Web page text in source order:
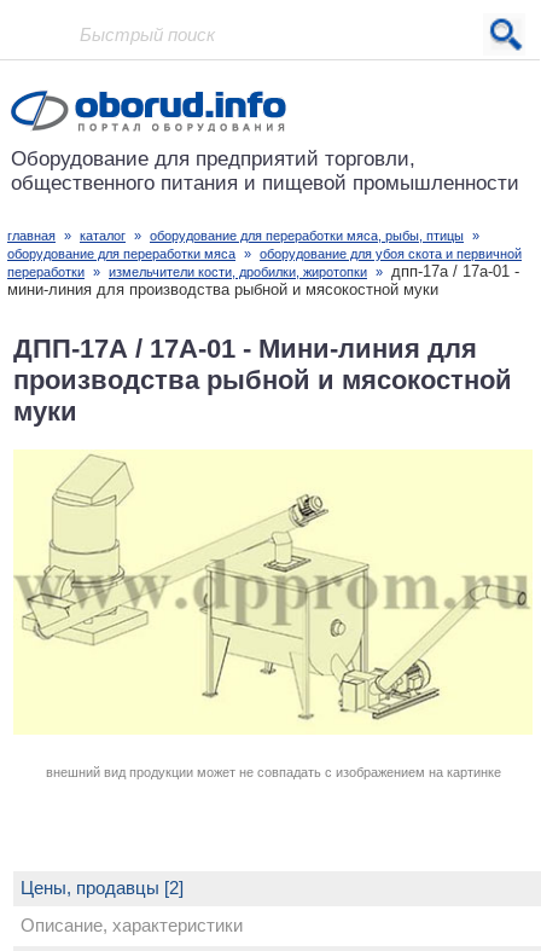
Проект основан в 2001 году
Оборудование для предприятий торговли,
общественного питания и пищевой промышленности
главная » каталог » оборудование для переработки мяса, рыбы, птицы »
оборудование для переработки мяса » оборудование для убоя скота и первичной
переработки » измельчители кости, дробилки, жиротопки » дпп-17а / 17а-01 -
мини-линия для производства рыбной и мясокостной муки
ДПП-17А / 17А-01 - Мини-линия для
производства рыбной и мясокостной
муки
внешний вид продукции может не совпадать с изображением на картинке
Цены, продавцы [2]
Описание, характеристики